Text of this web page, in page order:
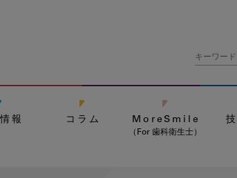
報 コラム MoreSmile
（For 歯科衛生士）